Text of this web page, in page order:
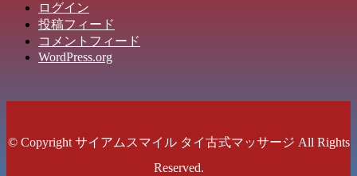
ログイン
投稿フィード
コメントフィード
WordPress.org
© Copyright サイアムスマイル タイ古式マッサージ All Rights
Reserved.